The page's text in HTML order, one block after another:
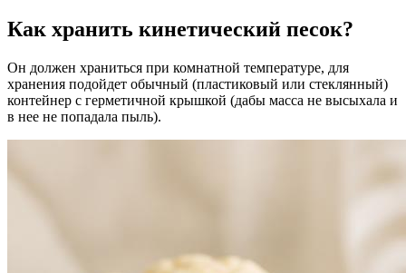
Как хранить кинетический песок?
Он должен храниться при комнатной температуре, для
хранения подойдет обычный (пластиковый или стеклянный)
контейнер с герметичной крышкой (дабы масса не высыхала и
в нее не попадала пыль).